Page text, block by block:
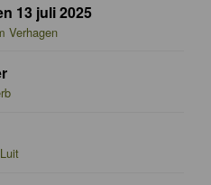
13 juli 2025
Verhagen